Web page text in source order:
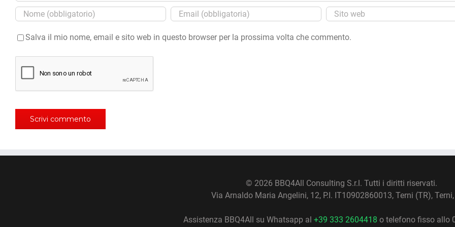
Salva il mio nome, email e sito web in questo browser per la prossima volta che commento.
© 2026 BBQ4All Consulting S.r.l. Tutti i diritti riservati.
Via Arnaldo Maria Angelini, 12, P.I. IT10902860013, Terni (TR),
Assistenza BBQ4All su Whatsapp al +39 333 2604418 o telefono fisso allo